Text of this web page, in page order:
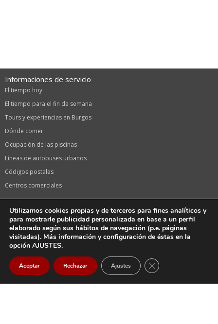
Llegar Email
Informaciones de servicio
El tiempo hoy
El tiempo para el fin de semana
Tours y experiencias en Burgos
Dónde comer
Ocupación de las piscinas
Líneas de autobuses urbanos
Códigos postales
Centros comerciales
Información de interés
Calendario laboral 2024 en Burgos
Calendario de festivos 2024 en Castilla y León
Oficina de turismo
Fiestas de Burgos, Sampedros
La serie «El CID» de Amazon en Burgos
Tiendas Vodafone
Utilizamos cookies propias y de terceros para fines analíticos y
para mostrarle publicidad personalizada en base a un perfil
elaborado según sus hábitos de navegación (p.e. páginas
visitadas). Más información y configuración de éstas en la
opción AJUSTES.
Aceptar Rechazar Ajustes CERRAR EL